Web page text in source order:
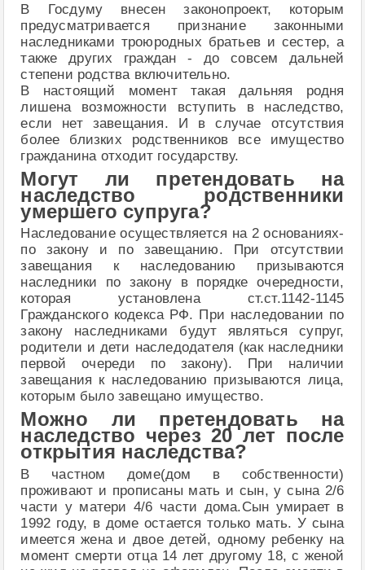
В Госдуму внесен законопроект, которым
предусматривается признание законными
наследниками троюродных братьев и сестер, а
также других граждан - до совсем дальней
степени родства включительно.
В настоящий момент такая дальняя родня
лишена возможности вступить в наследство,
если нет завещания. И в случае отсутствия
более близких родственников все имущество
гражданина отходит государству.
Могут ли претендовать на
наследство родственники
умершего супруга?
Наследование осуществляется на 2 основаниях-
по закону и по завещанию. При отсутствии
завещания к наследованию призываются
наследники по закону в порядке очередности,
которая установлена ст.ст.1142-1145
Гражданского кодекса РФ. При наследовании по
закону наследниками будут являться супруг,
родители и дети наследодателя (как наследники
первой очереди по закону). При наличии
завещания к наследованию призываются лица,
которым было завещано имущество.
Можно ли претендовать на
наследство через 20 лет после
открытия наследства?
В частном доме(дом в собственности)
проживают и прописаны мать и сын, у сына 2/6
части у матери 4/6 части дома.Сын умирает в
1992 году, в доме остается только мать. У сына
имеется жена и двое детей, одному ребенку на
момент смерти отца 14 лет другому 18, с женой